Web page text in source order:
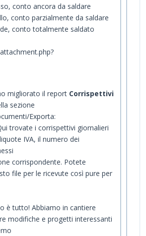
conto ancora da saldare
conto parzialmente da saldare
conto totalmente saldato
migliorato il report Corrispettivi
sezione
Exporta:
trovate i corrispettivi giornalieri
IVA, il numero dei
corrispondente. Potete
file per le ricevute così pure per
è tutto! Abbiamo in cantiere
modifiche e progetti interessanti